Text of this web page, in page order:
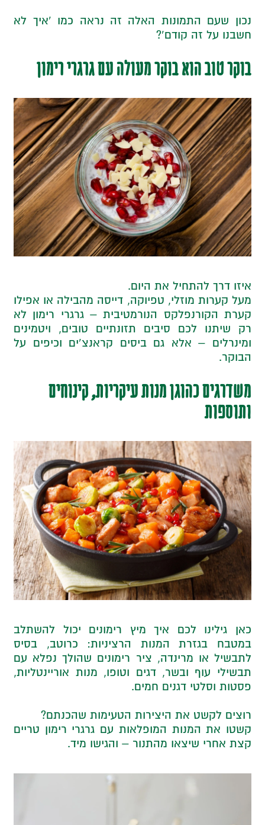
נכון שעם התמונות האלה זה נראה כמו ‘איך לא
חשבנו על זה קודם’?
בוקר טוב הוא בוקר מעולה עם גרגרי רימון
איזו דרך להתחיל את היום.
מעל קערות מוזלי, טפיוקה, דייסה מהבילה או אפילו
קערת הקורנפלקס הנורמטיבית – גרגרי רימון לא
רק שיתנו לכם סיבים תזונתיים טובים, ויטמינים
ומינרלים – אלא גם ביסים קראנצ’ים וכיפים על
הבוקר.
משדרגים כהוגן מנות עיקריות, קינוחים
ותוספות
כאן גילינו לכם איך מיץ רימונים יכול להשתלב
במטבח בגזרת המנות הרציניות: כרוטב, בסיס
לתבשיל או מרינדה, ציר רימונים שהולך נפלא עם
תבשילי עוף ובשר, דגים וטופו, מנות אוריינטליות,
פסטות וסלטי דגנים חמים.
רוצים לקשט את היצירות הטעימות שהכנתם?
קשטו את המנות המופלאות עם גרגרי רימון טריים
קצת אחרי שיצאו מהתנור – והגישו מיד.